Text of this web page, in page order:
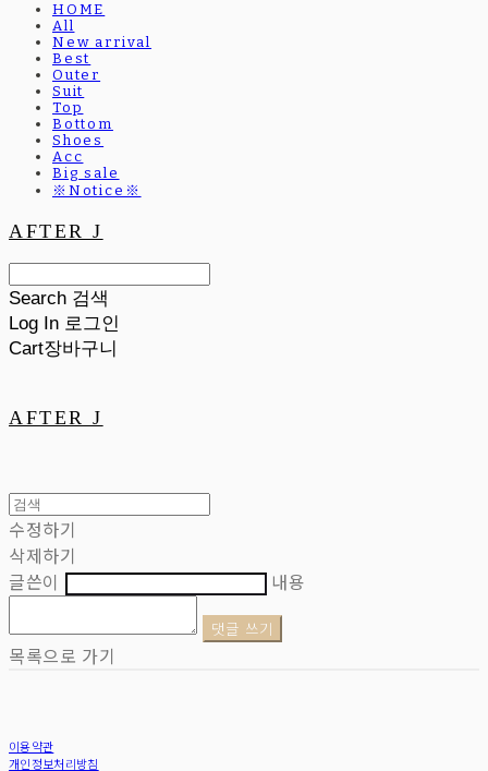
HOME
All
New arrival
Best
Outer
Suit
Top
Bottom
Shoes
Acc
Big sale
※Notice※
AFTER J
Search 검색
Log In 로그인
Cart장바구니
AFTER J
수정하기
삭제하기
글쓴이
내용
댓글 쓰기
목록으로 가기
이용약관
개인정보처리방침